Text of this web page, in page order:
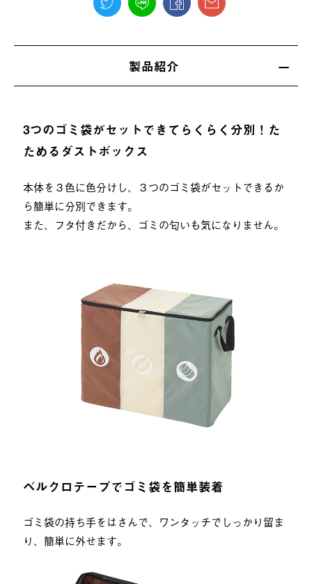
製品紹介
3つのゴミ袋がセットできてらくらく分別！た
ためるダストボックス
本体を３色に色分けし、３つのゴミ袋がセットできるか
ら簡単に分別できます。
また、フタ付きだから、ゴミの匂いも気になりません。
ベルクロテープでゴミ袋を簡単装着
ゴミ袋の持ち手をはさんで、ワンタッチでしっかり留ま
り、簡単に外せます。